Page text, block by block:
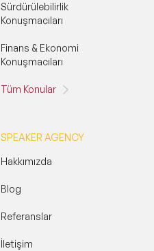
Sürdürülebilirlik
Konuşmacıları
Finans & Ekonomi
Konuşmacıları
Tüm Konular
SPEAKER AGENCY
Hakkımızda
Blog
Referanslar
İletişim